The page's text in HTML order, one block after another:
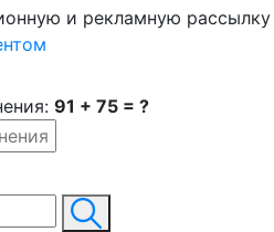
и рекламную рассылку
91 + 75 = ?